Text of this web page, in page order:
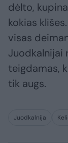
dėlto,
kokias
visas
Juodkalnijai
teigdamas,
tik augs.
Juodkalnija